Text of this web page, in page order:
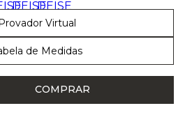
Virtual
de Medidas
COMPRAR